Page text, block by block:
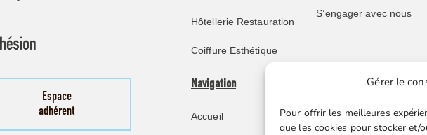
Gérer le
Pour offrir les meilleures
que les cookies pour stocker et/
Espace
adhérent
Hôtellerie Restauration
Coiffure Esthétique
S’engager avec nous
Navigation
Accueil
Publications
Nos publications